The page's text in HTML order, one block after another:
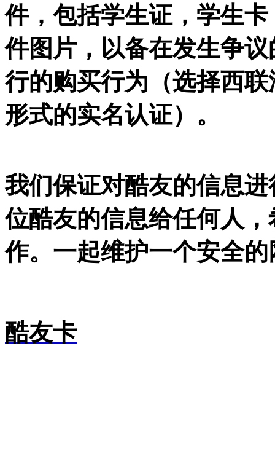
件，包括学生证，学生
件图片，以备在发生争
行的购买行为（选择西
形式的实名认证）。
我们保证对酷友的信息
位酷友的信息给任何人
作。一起维护一个安全
酷友卡